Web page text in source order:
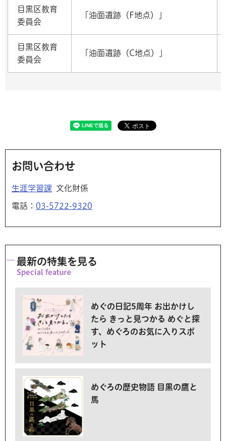
目黒区教育
委員会
「油面遺跡（F地点）」
目黒区教育
委員会
「油面遺跡（C地点）」
お問い合わせ
生涯学習課 文化財係
電話： 03-5722-9320
最新の特集を見る
めぐの日記5周年 お出かけし
たら きっと見つかる めぐと探
す、めぐろのお気に入りスポ
ット
めぐろの歴史物語 目黒の鷹と
馬